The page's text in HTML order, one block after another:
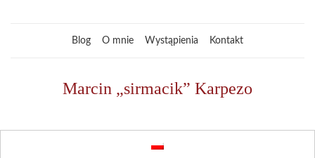
Blog O mnie Wystąpienia Kontakt
Marcin „sirmacik” Karpezo